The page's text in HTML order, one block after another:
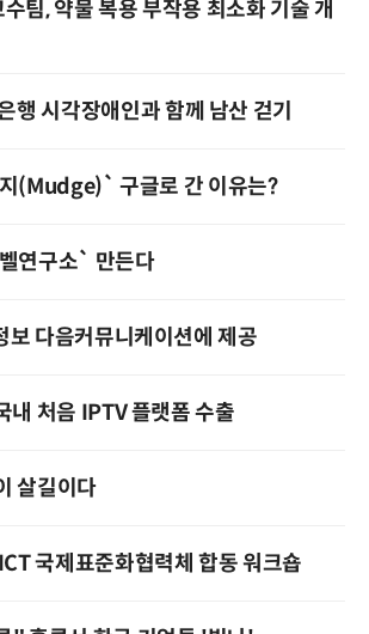
팀, 약물 복용 부작용 최소화 기술 개
행 시각장애인과 함께 남산 걷기
(Mudge)` 구글로 간 이유는?
연구소` 만든다
보 다음커뮤니케이션에 제공
내 처음 IPTV 플랫폼 수출
살길이다
국제표준화협력체 합동 워크숍